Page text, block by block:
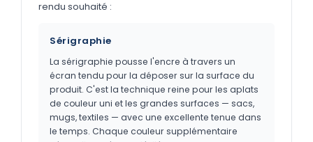
rendu souhaité :
Sérigraphie
La sérigraphie pousse l'encre à travers un
écran tendu pour la déposer sur la surface du
produit. C'est la technique reine pour les aplats
de couleur uni et les grandes surfaces — sacs,
mugs, textiles — avec une excellente tenue dans
le temps. Chaque couleur supplémentaire